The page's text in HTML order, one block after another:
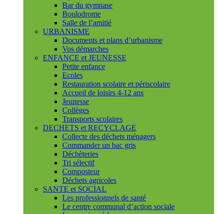
Bar du gymnase
Boulodrome
Salle de l’amitié
URBANISME
Documents et plans d’urbanisme
Vos démarches
ENFANCE et JEUNESSE
Petite enfance
Ecoles
Restauration scolaire et périscolaire
Accueil de loisirs 4-12 ans
Jeunesse
Collèges
Transports scolaires
DECHETS et RECYCLAGE
Collecte des déchets ménagers
Commander un bac gris
Déchèteries
Tri sélectif
Composteur
Déchets agricoles
SANTE et SOCIAL
Les professionnels de santé
Le centre communal d’action sociale